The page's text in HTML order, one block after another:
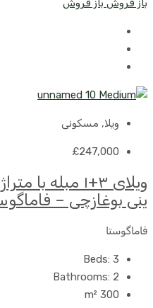
باز فروش باز فروش
ویلا, مسکونی
£247,000
ینی بوغازچی –
فاماگوستا
Beds: 3
Bathrooms: 2
300
m²